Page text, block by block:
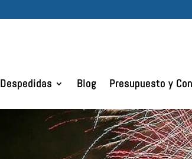
Despedidas Blog Presupuesto y